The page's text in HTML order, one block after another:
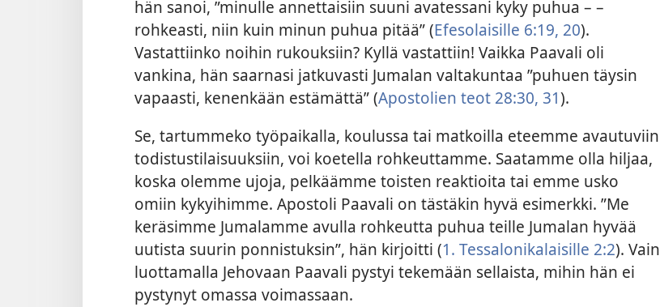
hän sanoi, ”minulle annettaisiin suuni avatessani kyky puhua – –
rohkeasti, niin kuin minun puhua pitää” (Efesolaisille 6:19, 20).
Vastattiinko noihin rukouksiin? Kyllä vastattiin! Vaikka Paavali oli
vankina, hän saarnasi jatkuvasti Jumalan valtakuntaa ”puhuen täysin
vapaasti, kenenkään estämättä” (Apostolien teot 28:30, 31).
Se, tartummeko työpaikalla, koulussa tai matkoilla eteemme avautuviin
todistustilaisuuksiin, voi koetella rohkeuttamme. Saatamme olla hiljaa,
koska olemme ujoja, pelkäämme toisten reaktioita tai emme usko
omiin kykyihimme. Apostoli Paavali on tästäkin hyvä esimerkki. ”Me
keräsimme Jumalamme avulla rohkeutta puhua teille Jumalan hyvää
uutista suurin ponnistuksin”, hän kirjoitti (1. Tessalonikalaisille 2:2). Vain
luottamalla Jehovaan Paavali pystyi tekemään sellaista, mihin hän ei
pystynyt omassa voimassaan.